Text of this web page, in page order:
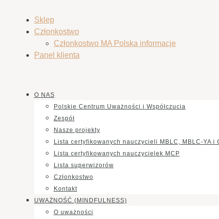
Sklep
Członkostwo
Członkostwo MA Polska informacje
Panel klienta
O NAS
Polskie Centrum Uważności i Współczucia
Zespół
Nasze projekty
Lista certyfikowanych nauczycieli MBLC, MBLC-YA i
Lista certyfikowanych nauczycielek MCP
Lista superwizorów
Członkostwo
Kontakt
UWAŻNOŚĆ (MINDFULNESS)
O uważności